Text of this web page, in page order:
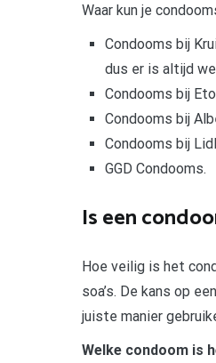
Waar kun je
Condooms bij
dus er is altijd
Condooms bij
Condooms bij
Condooms bij
GGD Condooms.
Is een
Hoe veilig is het
soa’s. De kans op
juiste manier
Welke condoom is